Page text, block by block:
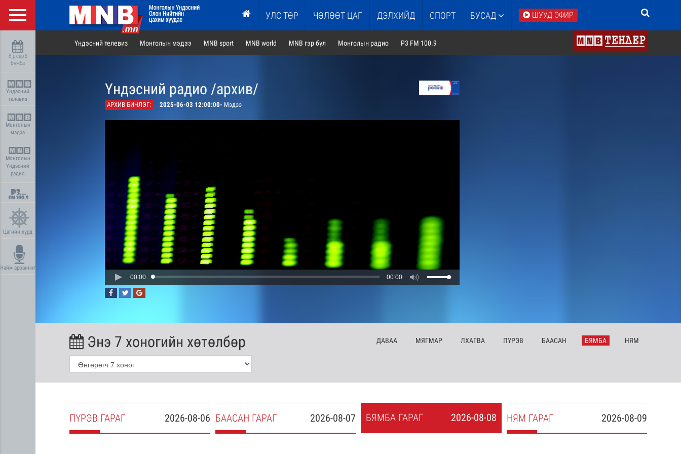
УЛС ТӨР ЧӨЛӨӨТ ЦАГ ДЭЛХИЙД СПОРТ БУСАД ШУУД ЭФИР
8-р сар 8
Бямба
Үндэсний
телевиз
Монголын
мэдээ
Монголын
Үндэсний
радио
Цагийн хүрд
Найм арваннэг
Үндэсний телевиз Монголын мэдээ MNB sport MNB world MNB гэр бүл Монголын радио P3 FM 100.9
Үндэсний радио /архив/
АРХИВ БИЧЛЭГ: 2025-06-03 12:00:00- Мэдээ
00:00 00:00
Энэ 7 хоногийн хөтөлбөр ДАВАА МЯГМАР ЛХАГВА ПҮРЭВ БААСАН БЯМБА НЯМ
2026-08-06
ПҮРЭВ ГАРАГ 2026-08-07
БААСАН ГАРАГ 2026-08-08
БЯМБА ГАРАГ 2026-08-09
НЯМ ГАРАГ